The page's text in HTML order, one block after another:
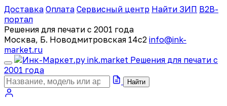
Доставка Оплата Сервисный центр Найти ЗИП B2B-
портал
Решения для печати с 2001 года
Москва, Б. Новодмитровская 14с2 info@ink-
market.ru
ink.market Решения для печати с
2001 года
Найти